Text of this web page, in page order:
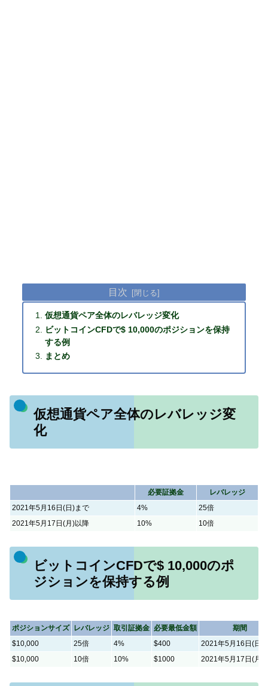
目次
仮想通貨ペア全体のレバレッジ変化
ビットコインCFDで$ 10,000のポジションを保持
する例
まとめ
仮想通貨ペア全体のレバレッジ変
化
必要証拠金
レバレッジ
2021年5月16日(日)まで
4%
25倍
2021年5月17日(月)以降
10% 10倍
ビットコインCFDで$ 10,000のポ
ジションを保持する例
ポジションサイズ レバレッジ 取引証拠金 必要最低金額
期間
$10,000
25倍 4% $400
2021年5月16日(日)
$10,000
10倍 10% $1000 2021年5月17日(月)